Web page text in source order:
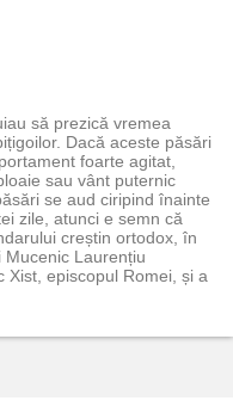
să prezică vremea
Dacă aceste păsări
foarte agitat,
sau vânt puternic
se aud ciripind înainte
zile, atunci e semn că
creștin ortodox, în
Laurențiu
Xist, episcopul Romei, și a